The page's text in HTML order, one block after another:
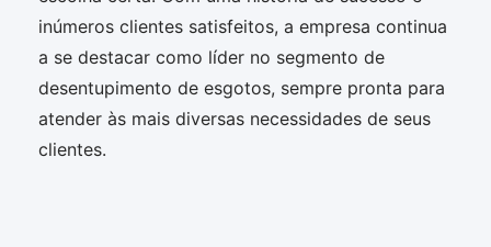
inúmeros clientes satisfeitos, a empresa continua
a se destacar como líder no segmento de
desentupimento de esgotos, sempre pronta para
atender às mais diversas necessidades de seus
clientes.